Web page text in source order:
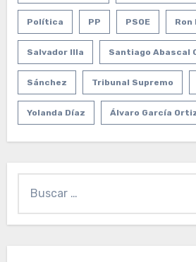
Política PP PSOE Ron
Salvador Illa Santiago Abascal
Sánchez Tribunal Supremo
Yolanda Díaz Álvaro García